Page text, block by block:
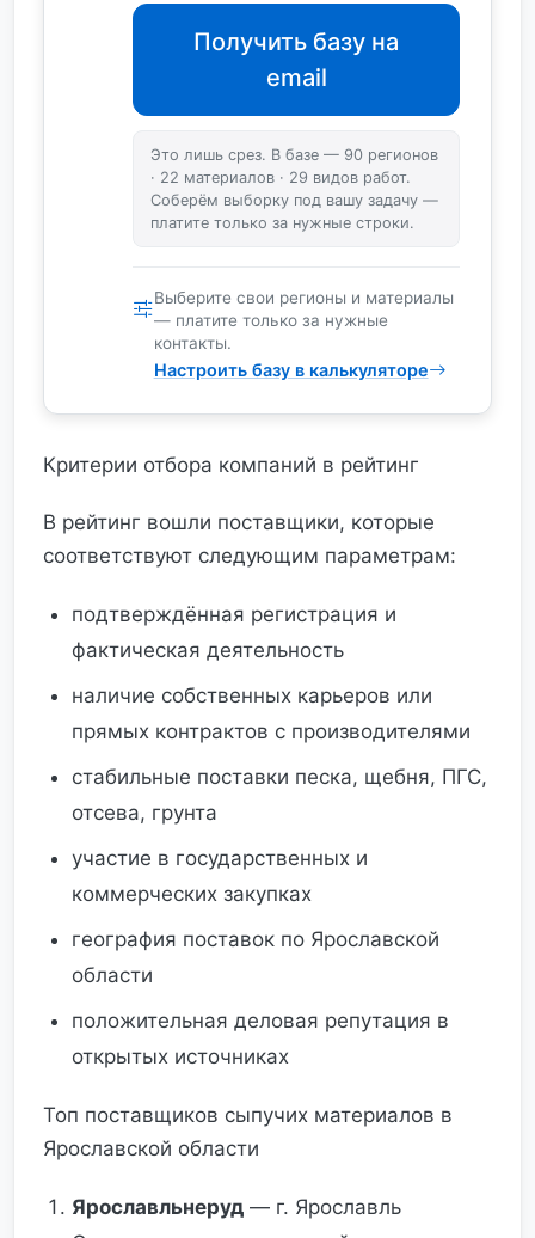
Получить базу на
email
Это лишь срез. В базе — 90 регионов
· 22 материалов · 29 видов работ.
Соберём выборку под вашу задачу —
платите только за нужные строки.
Выберите свои регионы и материалы
— платите только за нужные
контакты.
Настроить базу в калькуляторе
Критерии отбора компаний в рейтинг
В рейтинг вошли поставщики, которые
соответствуют следующим параметрам:
подтверждённая регистрация и
фактическая деятельность
наличие собственных карьеров или
прямых контрактов с производителями
стабильные поставки песка, щебня, ПГС,
отсева, грунта
участие в государственных и
коммерческих закупках
география поставок по Ярославской
области
положительная деловая репутация в
открытых источниках
Топ поставщиков сыпучих материалов в
Ярославской области
Ярославльнеруд — г. Ярославль